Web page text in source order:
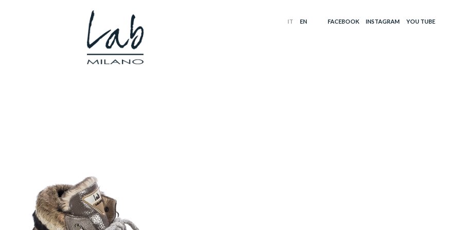
FACEBOOK INSTAGRAM YOU TUBE